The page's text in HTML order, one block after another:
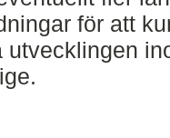
för att
utvecklingen